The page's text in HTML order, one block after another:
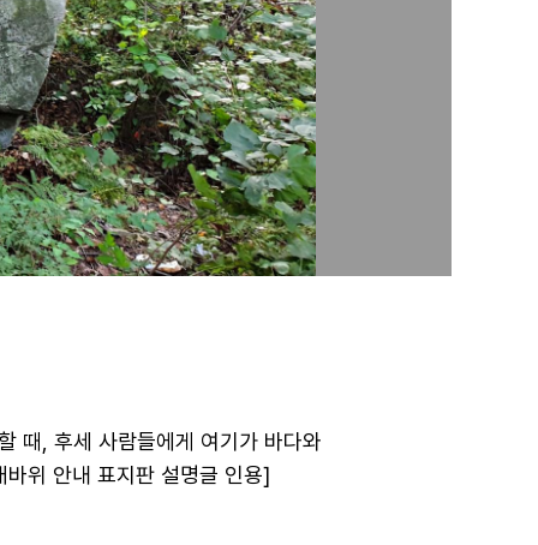
때, 후세 사람들에게 여기가 바다와
위 안내 표지판 설명글 인용]